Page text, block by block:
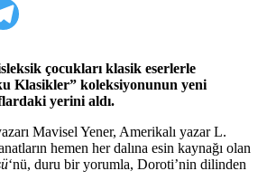
çocukları klasik eserlerle
Klasikler” koleksiyonunun yeni
yerini aldı.
Mavisel Yener, Amerikalı yazar L.
hemen her dalına esin kaynağı olan
‘nü, duru bir yorumla, Doroti’nin dilinden